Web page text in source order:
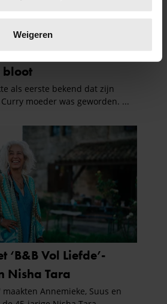
in het
om content en advertenties te
voor social media te bieden
van onze site met onze
adverteren en analyse. Deze
gegevens combineren met andere
heeft verstrekt of die ze hebben
uw gebruik van hun services. U
cookies als u onze website blijft
Weigeren